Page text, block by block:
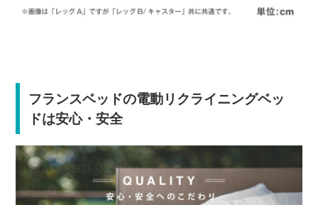
フランスベッドの電動リクライニングベッ
ドは安心・安全